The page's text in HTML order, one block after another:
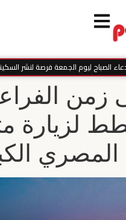
الصباح ليوم الجمعة فرصة لنشر
زمن
لزيارة